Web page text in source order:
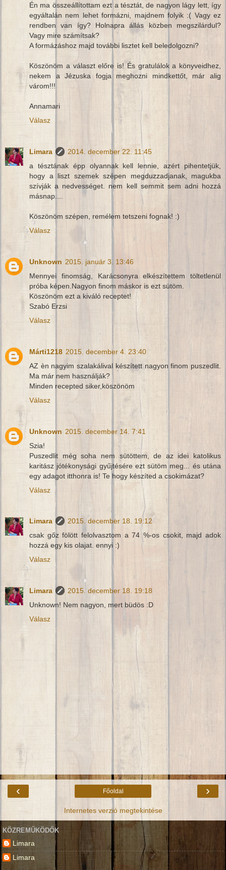
Én ma összeállítottam ezt a tésztát, de nagyon lágy lett, így
egyáltalán nem lehet formázni, majdnem folyik :( Vagy ez
rendben van így? Holnapra állás közben megszilárdul?
Vagy mire számítsak?
A formázáshoz majd további lisztet kell beledolgozni?
Köszönöm a választ előre is! És gratulálok a könyveidhez,
nekem a Jézuska fogja meghozni mindkettőt, már alig
várom!!!
Annamari
Válasz
Limara
2014. december 22. 11:45
a tésztának épp olyannak kell lennie, azért pihentetjük,
hogy a liszt szemek szépen megduzzadjanak, magukba
szívják a nedvességet. nem kell semmit sem adni hozzá
másnap....
Köszönöm szépen, remélem tetszeni fognak! :)
Válasz
Unknown 2015. január 3. 13:46
Mennyei finomság, Karácsonyra elkészítettem töltetlenül
próba képen.Nagyon finom máskor is ezt sütöm.
Köszönöm ezt a kiváló receptet!
Szabó Erzsi
Válasz
Márti1218 2015. december 4. 23:40
AZ èn nagyim szalakálival készített nagyon finom puszedlit.
Ma már nem használják?
Minden recepted siker,köszönöm
Válasz
Unknown 2015. december 14. 7:41
Szia!
Puszedlit még soha nem sütöttem, de az idei katolikus
karitász jótékonysági gyűjtésére ezt sütöm meg... és utána
egy adagot itthonra is! Te hogy készíted a csokimázat?
Válasz
Limara
2015. december 18. 19:12
csak gőz fölött felolvasztom a 74 %-os csokit, majd adok
hozzá egy kis olajat. ennyi :)
Válasz
Limara
2015. december 18. 19:18
Unknown! Nem nagyon, mert büdös :D
Válasz
‹ ›
Főoldal
Internetes verzió megtekintése
KÖZREMŰKÖDŐK
Limara
Limara